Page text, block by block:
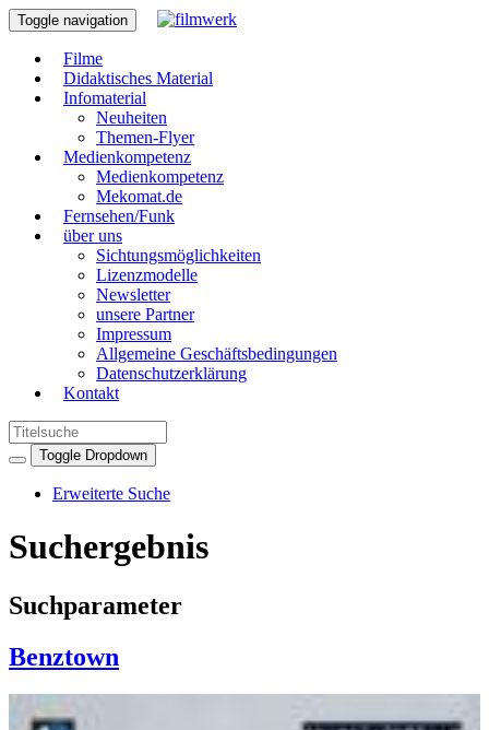
Toggle navigation
Filme
Didaktisches Material
Infomaterial
Neuheiten
Themen-Flyer
Medienkompetenz
Medienkompetenz
Mekomat.de
Fernsehen/Funk
über uns
Sichtungsmöglichkeiten
Lizenzmodelle
Newsletter
unsere Partner
Impressum
Allgemeine Geschäftsbedingungen
Datenschutzerklärung
Kontakt
Toggle Dropdown
Erweiterte Suche
Suchergebnis
Suchparameter
Benztown